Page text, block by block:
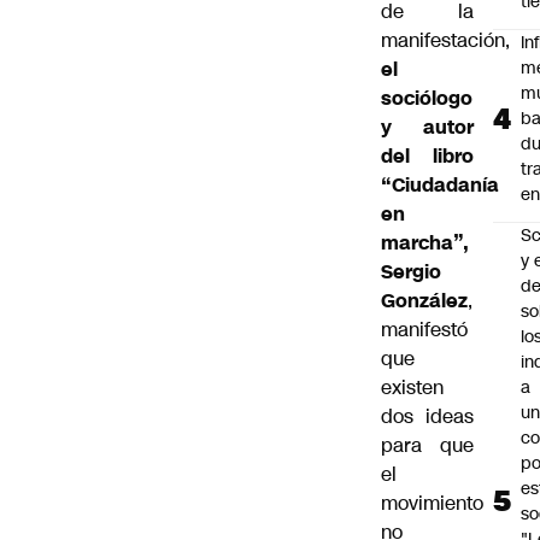
de la
manifestación,
el
sociólogo
y autor
del libro
“Ciudadanía
en
marcha”,
Sergio
González,
manifestó
que
existen
dos ideas
para que
el
movimiento
no
y
a